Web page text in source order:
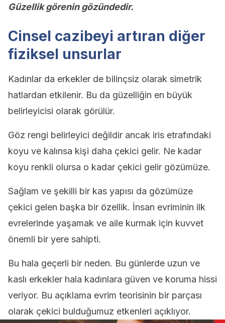
Güzellik görenin gözündedir.
Cinsel cazibeyi artıran diğer
fiziksel unsurlar
Kadınlar da erkekler de bilinçsiz olarak simetrik
hatlardan etkilenir. Bu da güzelliğin en büyük
belirleyicisi olarak görülür.
Göz rengi belirleyici değildir ancak iris etrafındaki
koyu ve kalınsa kişi daha çekici gelir. Ne kadar
koyu renkli olursa o kadar çekici gelir gözümüze.
Sağlam ve şekilli bir kas yapısı da gözümüze
çekici gelen başka bir özellik. İnsan evriminin ilk
evrelerinde yaşamak ve aile kurmak için kuvvet
önemli bir yere sahipti.
Bu hala geçerli bir neden. Bu günlerde uzun ve
kaslı erkekler hala kadınlara güven ve koruma hissi
veriyor. Bu açıklama evrim teorisinin bir parçası
olarak çekici bulduğumuz etkenleri açıklıyor.